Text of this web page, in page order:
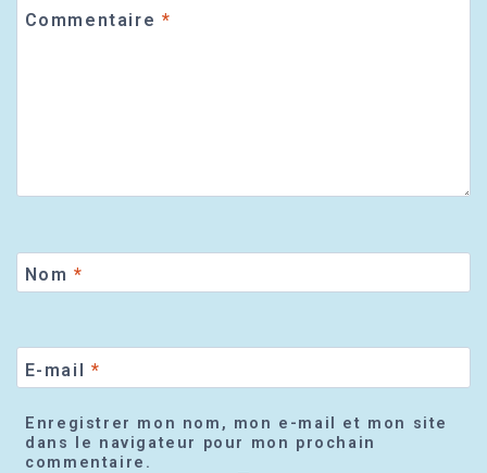
Commentaire *
Nom *
E-mail *
Enregistrer mon nom, mon e-mail et mon site
dans le navigateur pour mon prochain
commentaire.